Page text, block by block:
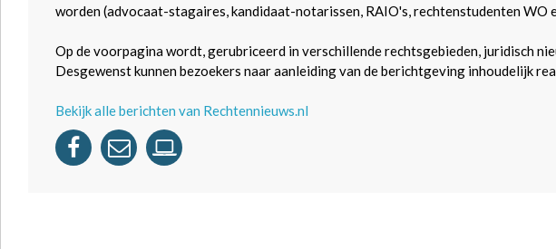
worden (advocaat-stagaires, kandidaat-notarissen, RAIO's, rechtenstudenten WO
Op de voorpagina wordt, gerubriceerd in verschillende rechtsgebieden, juridisch
Desgewenst kunnen bezoekers naar aanleiding van de berichtgeving inhoudelijk
Bekijk alle berichten van Rechtennieuws.nl